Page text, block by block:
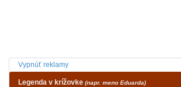
Vypnúť reklamy
Legenda v krížovke (napr. meno Eduarda)